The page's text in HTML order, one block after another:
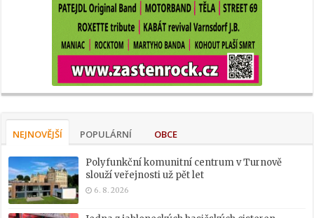
NEJNOVĚJŠÍ POPULÁRNÍ OBCE
Polyfunkční komunitní centrum v Turnově
slouží veřejnosti už pět let
6. 8. 2026